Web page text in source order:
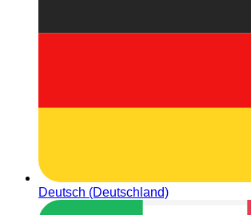
Deutsch (Deutschland)